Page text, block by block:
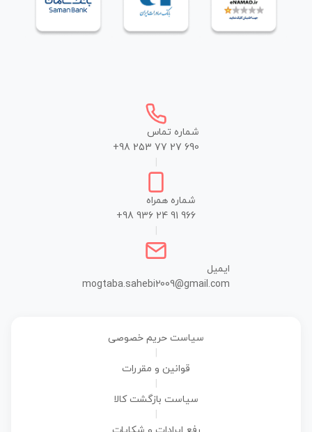
شماره تماس
+98 253 77 27 690
شماره همراه
+98 936 24 91 966
ایمیل
mogtaba.sahebi2009@gmail.com
سیاست حریم خصوصی
قوانین و مقررات
سیاست بازگشت کالا